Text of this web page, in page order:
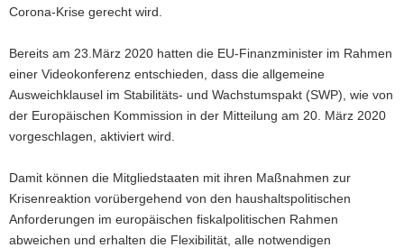
Corona-Krise gerecht wird.
Bereits am 23.März 2020 hatten die EU-Finanzminister im Rahmen
einer Videokonferenz entschieden, dass die allgemeine
Ausweichklausel im Stabilitäts- und Wachstumspakt (SWP), wie von
der Europäischen Kommission in der Mitteilung am 20. März 2020
vorgeschlagen, aktiviert wird.
Damit können die Mitgliedstaaten mit ihren Maßnahmen zur
Krisenreaktion vorübergehend von den haushaltspolitischen
Anforderungen im europäischen fiskalpolitischen Rahmen
abweichen und erhalten die Flexibilität, alle notwendigen